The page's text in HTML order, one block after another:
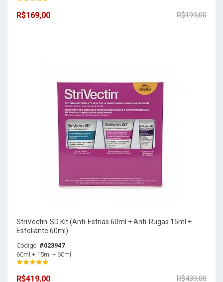
R$199,00
R$169,00
StriVectin-SD Kit (Anti-Estrias 60ml + Anti-Rugas 15ml +
Esfoliante 60ml)
Código: #023947
60ml + 15ml + 60ml
R$439,00
R$419,00